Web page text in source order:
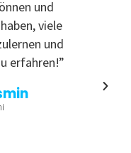
und
viele
und
erfahren!”